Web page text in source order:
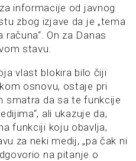
informacije od javnog
zbog izjave da je „tema
On za Danas
stavu.
vlast blokira bilo čiji
osnovu, ostaje pri
smatra da sa te funkcije
ali ukazuje da,
funkciji koju obavlja,
za neki medij, „pa čak ni
na pitanje o